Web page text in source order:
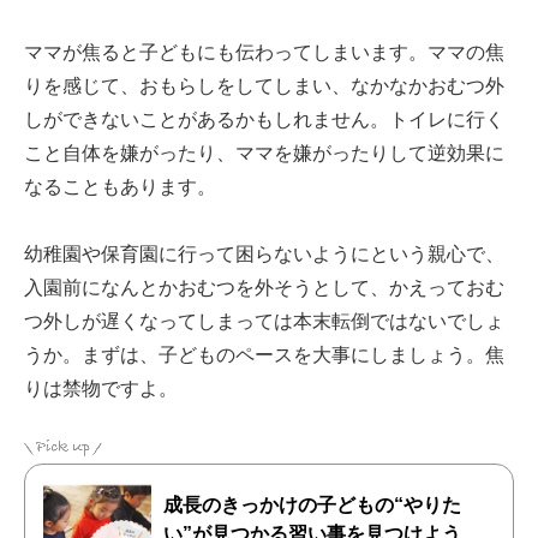
ママが焦ると子どもにも伝わってしまいます。ママの焦
りを感じて、おもらしをしてしまい、なかなかおむつ外
しができないことがあるかもしれません。トイレに行く
こと自体を嫌がったり、ママを嫌がったりして逆効果に
なることもあります。
幼稚園や保育園に行って困らないようにという親心で、
入園前になんとかおむつを外そうとして、かえっておむ
つ外しが遅くなってしまっては本末転倒ではないでしょ
うか。まずは、子どものペースを大事にしましょう。焦
りは禁物ですよ。
成長のきっかけの子どもの“やりた